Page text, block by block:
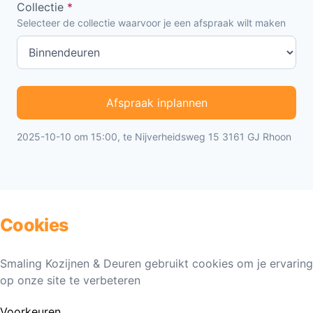
Collectie *
Selecteer de collectie waarvoor je een afspraak wilt maken
Afspraak inplannen
2025-10-10 om 15:00, te Nijverheidsweg 15 3161 GJ Rhoon
Cookies
Smaling Kozijnen & Deuren gebruikt cookies om je ervaring
op onze site te verbeteren